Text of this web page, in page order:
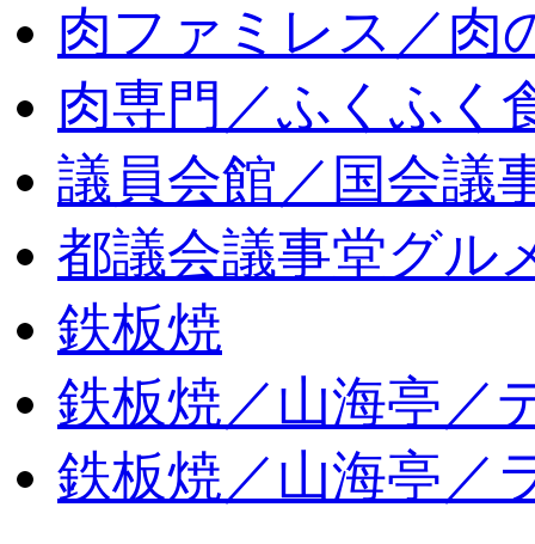
肉ファミレス／肉
肉専門／ふくふく
議員会館／国会議
都議会議事堂グル
鉄板焼
鉄板焼／山海亭／
鉄板焼／山海亭／